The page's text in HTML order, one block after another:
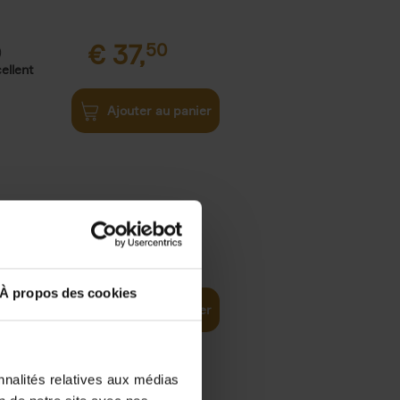
À propos des cookies
relatives aux médias
€ 37,50
Ajouter au panier
world 29,99
Ajouter au panier